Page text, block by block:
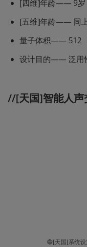
[四维]年龄—— 9岁
[五维]年龄—— 同
量子体积—— 512
设计目的—— 泛用
//[天国]智能人声
🔵[天国]系统